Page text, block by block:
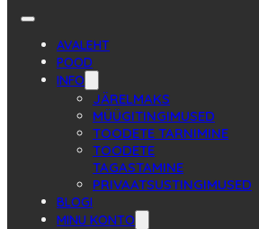
AVALEHT
POOD
INFO
JÄRELMAKS
MÜÜGITINGIMUSED
TOODETE TARNIMINE
TOODETE
TAGASTAMINE
PRIVAATSUSTINGIMUSED
BLOGI
MINU KONTO